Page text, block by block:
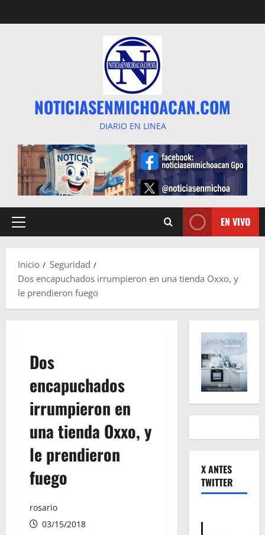
al
NOTICIASENMICHOACAN.COM
DIARIO EN LINEA
Menú
EN VIVO
Inicio
Seguridad
Dos encapuchados irrumpieron en una tienda Oxxo, y
le prendieron fuego
Dos
encapuchados
irrumpieron en
una tienda Oxxo, y
le prendieron
fuego
rosario
03/15/2018
X ANTES
TWITTER